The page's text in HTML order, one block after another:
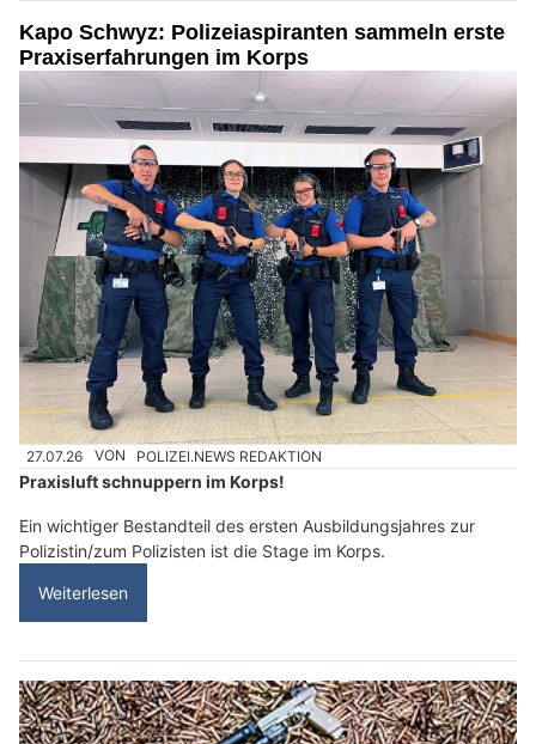
Kapo Schwyz: Polizeiaspiranten sammeln erste
Praxiserfahrungen im Korps
27.07.26 VON POLIZEI.NEWS REDAKTION
Praxisluft schnuppern im Korps!
Ein wichtiger Bestandteil des ersten Ausbildungsjahres zur
Polizistin/zum Polizisten ist die Stage im Korps.
Weiterlesen